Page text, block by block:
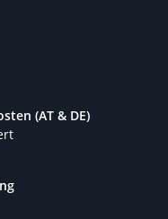
(AT & DE)